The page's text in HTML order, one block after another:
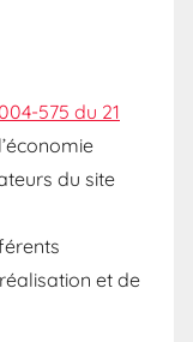
575 du 21
du site
et de